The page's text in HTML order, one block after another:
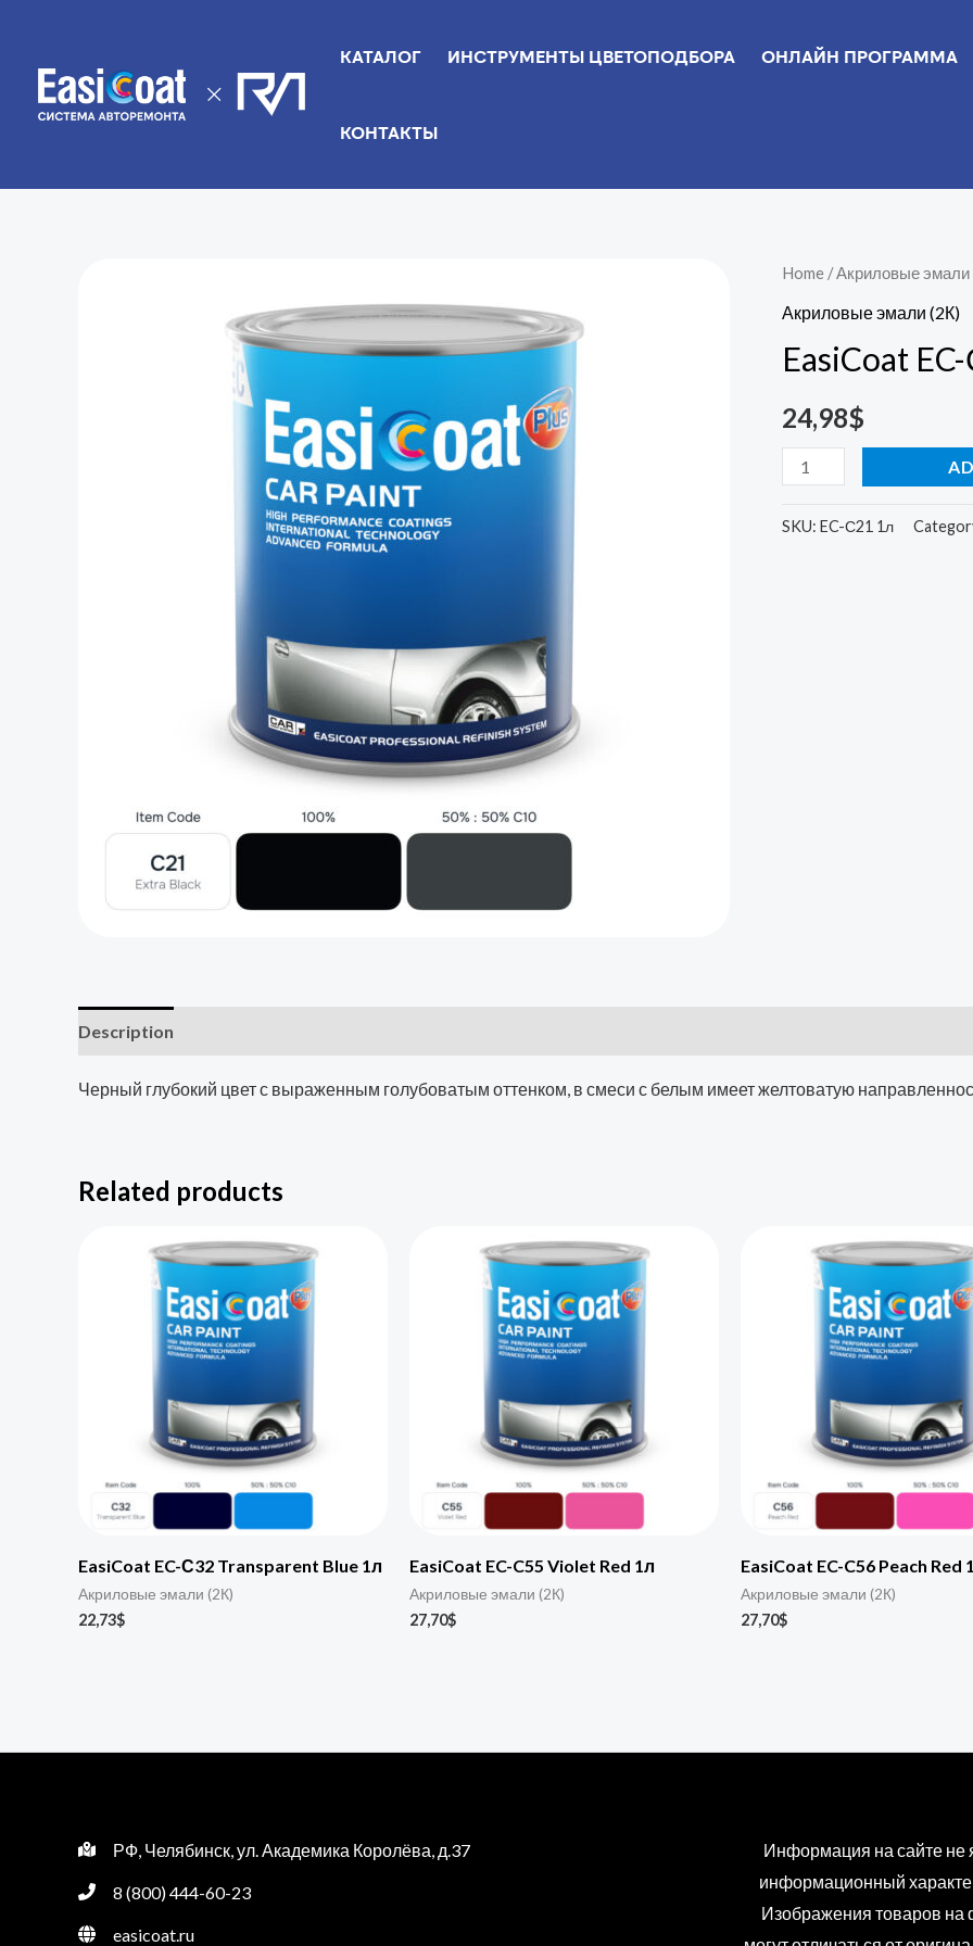
содержимому
КАТАЛОГ ИНСТРУМЕНТЫ ЦВЕТОПОДБОРА ОНЛАЙН ПРОГРАММА
КОНТАКТЫ
Home /Акриловые эмали
Акриловые эмали (2К)
EasiCoat
24,98$
EasiCoat
EC-
Extra
1л
quantity
SKU: EC-С21 1л
Description
Черный глубокий цвет с выраженным голубоватым оттенком, в смеси с белым имеет желтоватую
Related products
EasiCoat EC-С32 Transparent Blue 1л
Акриловые эмали (2К)
22,73$
EasiCoat EC-C55 Violet Red 1л
Акриловые эмали (2К)
27,70$
EasiCoat EC-C56 Peach Red
Акриловые эмали (2К)
27,70$
РФ, Челябинск, ул. Академика Королёва, д.37
8 (800) 444-60-23
easicoat.ru
Информация на сайте не
информационный
Изображения товаров на